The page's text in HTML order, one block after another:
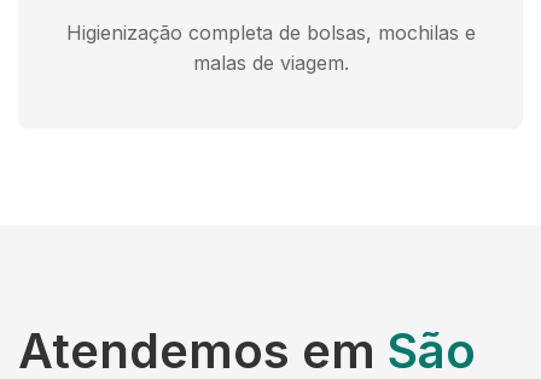
Higienização completa de bolsas, mochilas e
malas de viagem.
Atendemos em São